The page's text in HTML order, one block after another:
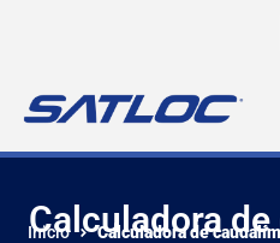
Calculadora
Inicio Calculadora de